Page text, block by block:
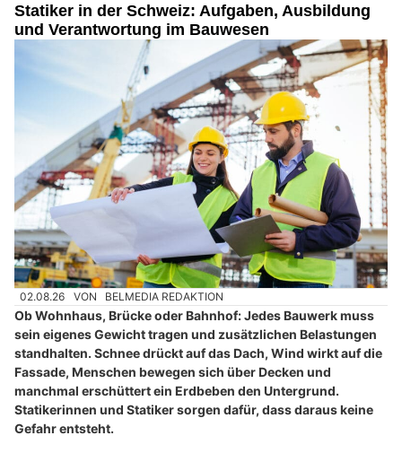
Statiker in der Schweiz: Aufgaben, Ausbildung
und Verantwortung im Bauwesen
02.08.26 VON BELMEDIA REDAKTION
Ob Wohnhaus, Brücke oder Bahnhof: Jedes Bauwerk muss
sein eigenes Gewicht tragen und zusätzlichen Belastungen
standhalten. Schnee drückt auf das Dach, Wind wirkt auf die
Fassade, Menschen bewegen sich über Decken und
manchmal erschüttert ein Erdbeben den Untergrund.
Statikerinnen und Statiker sorgen dafür, dass daraus keine
Gefahr entsteht.